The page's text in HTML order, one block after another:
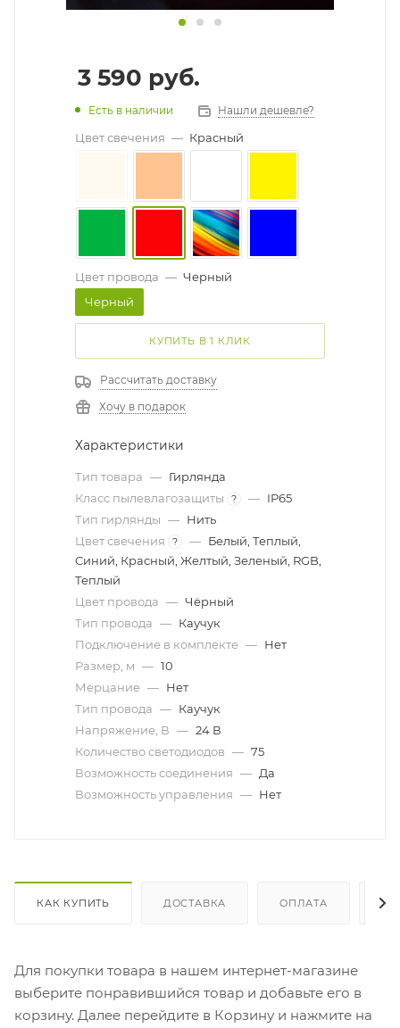
3 590 руб.
Есть в наличии Нашли дешевле?
Цвет свечения — Красный
Цвет провода — Черный
Черный
КУПИТЬ В 1 КЛИК
Рассчитать доставку
Хочу в подарок
Характеристики
Тип товара — Гирлянда
Класс пылевлагозащиты
? — IP65
Тип гирлянды — Нить
Цвет свечения
? — Белый, Теплый,
Синий, Красный, Желтый, Зеленый, RGB,
Теплый
Цвет провода — Чёрный
Тип провода — Каучук
Подключение в комплекте — Нет
Размер, м — 10
Мерцание — Нет
Тип провода — Каучук
Напряжение, В — 24 В
Количество светодиодов — 75
Возможность соединения — Да
Возможность управления — Нет
КАК КУПИТЬ ДОСТАВКА ОПЛАТА
Для покупки товара в нашем интернет-магазине
выберите понравившийся товар и добавьте его в
корзину. Далее перейдите в Корзину и нажмите на